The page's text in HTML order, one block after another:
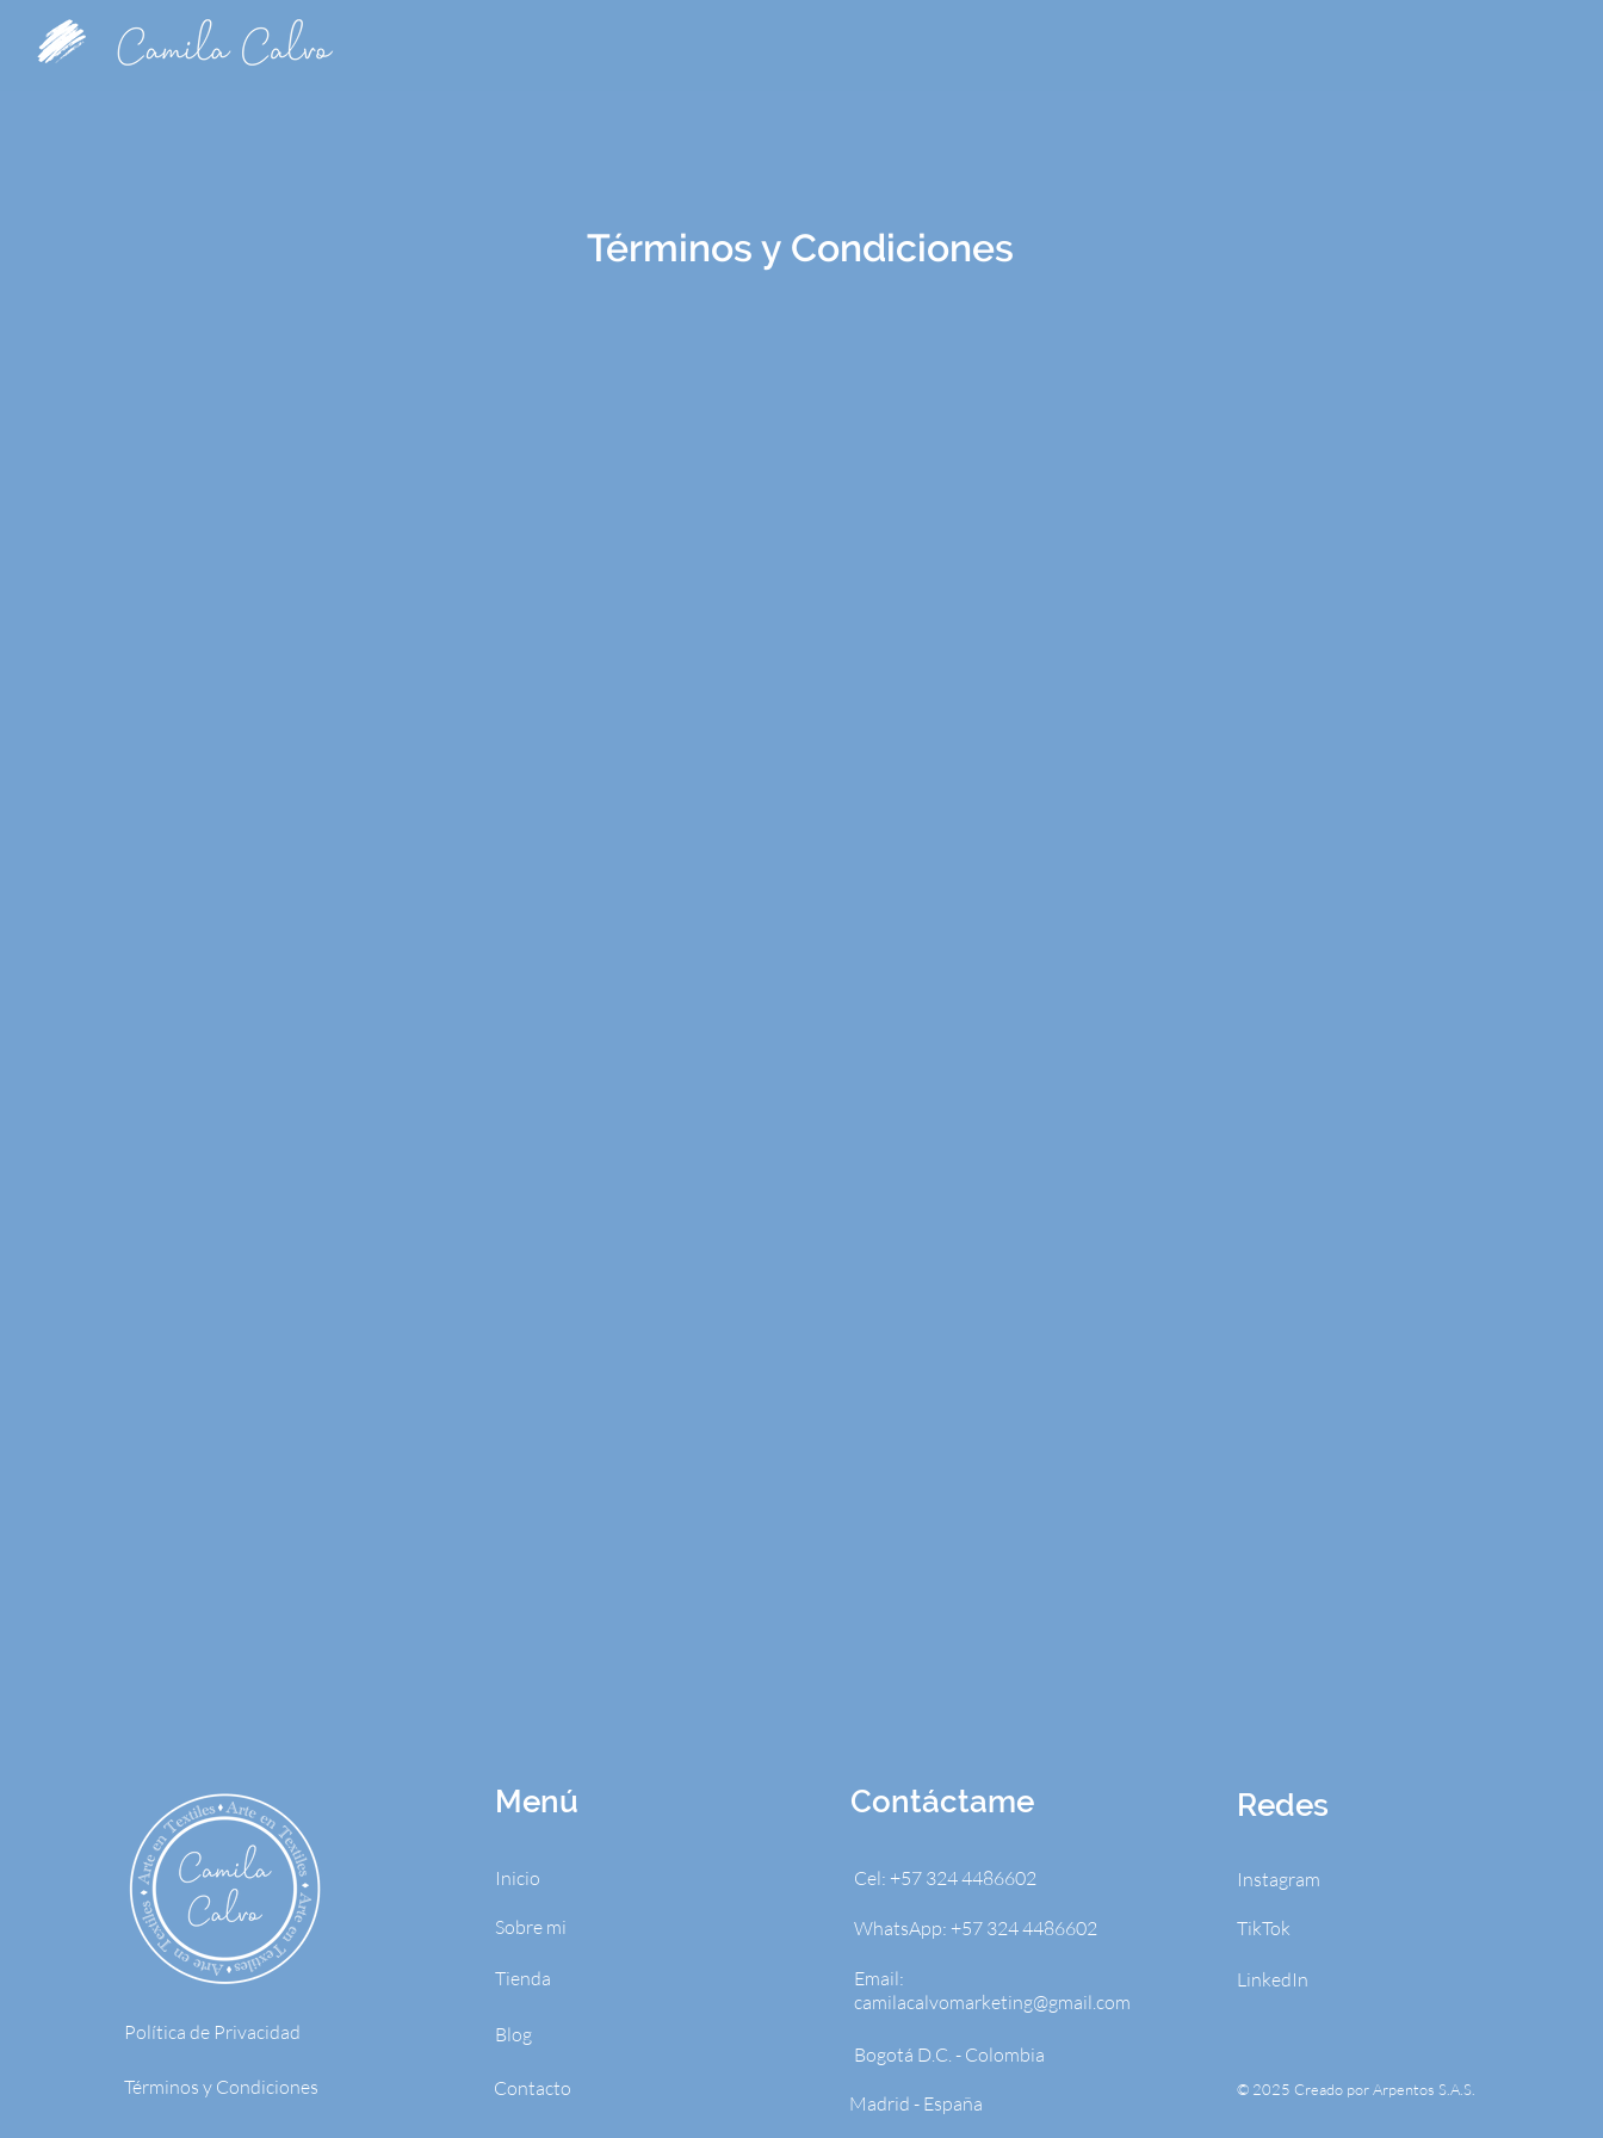
Términos y Condiciones
Política de Privacidad
Términos y Condiciones
Menú
Inicio
Sobre mi
Tienda
Blog
Contacto
Contáctame
Cel: +57 324 4486602
WhatsApp: +57 324 4486602
Email:
camilacalvomarketing@gmail.com
Bogotá D.C. - Colombia
Madrid - España
Redes
Instagram
TikTok
LinkedIn
© 2025 Creado por Arpentos S.A.S.